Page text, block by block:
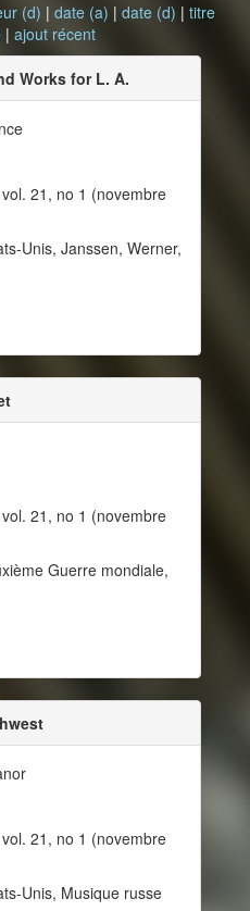
(d) | date (a) | date (d) | titre
| ajout récent
Works for L. A.
21, no 1 (novembre
Unis, Janssen, Werner,
21, no 1 (novembre
Guerre mondiale,
21, no 1 (novembre
Unis, Musique russe